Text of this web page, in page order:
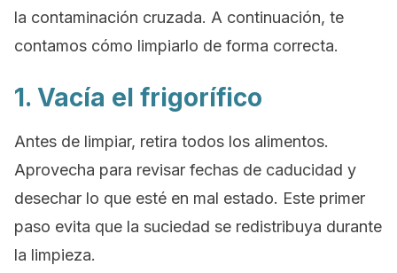
la contaminación cruzada. A continuación, te
contamos cómo limpiarlo de forma correcta.
1. Vacía el frigorífico
Antes de limpiar, retira todos los alimentos.
Aprovecha para revisar fechas de caducidad y
desechar lo que esté en mal estado. Este primer
paso evita que la suciedad se redistribuya durante
la limpieza.